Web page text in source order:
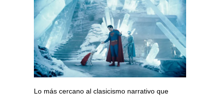
Lo más cercano al clasicismo narrativo que